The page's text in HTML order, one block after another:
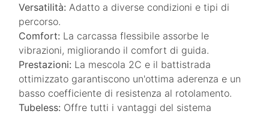
Versatilità: Adatto a diverse condizioni e tipi di
percorso.
Comfort: La carcassa flessibile assorbe le
vibrazioni, migliorando il comfort di guida.
Prestazioni: La mescola 2C e il battistrada
ottimizzato garantiscono un'ottima aderenza e un
basso coefficiente di resistenza al rotolamento.
Tubeless: Offre tutti i vantaggi del sistema